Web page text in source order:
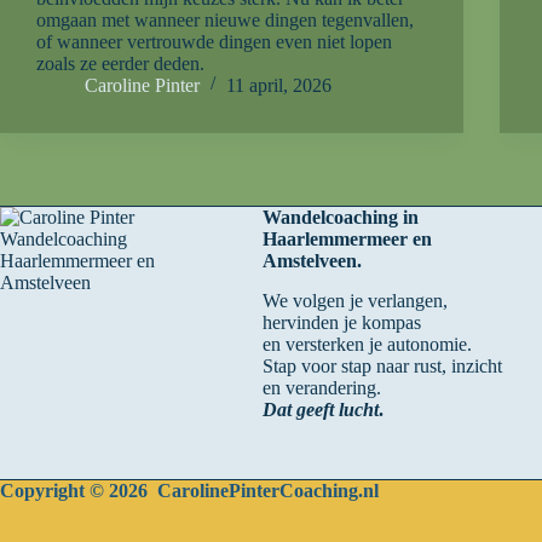
omgaan met wanneer nieuwe dingen tegenvallen,
of wanneer vertrouwde dingen even niet lopen
zoals ze eerder deden.
Caroline Pinter
11 april, 2026
Wandelcoaching in
Haarlemmermeer en
Amstelveen.
We volgen je verlangen,
hervinden je kompas
en versterken je autonomie.
Stap voor stap naar rust, inzicht
en verandering.
Dat geeft lucht.
Copyright © 2026 CarolinePinterCoaching.nl